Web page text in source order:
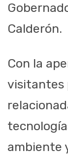
Calderón.
Con la
visitantes
ambiente